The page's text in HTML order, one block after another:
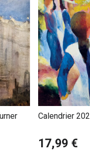
Calendrier
17,99 €